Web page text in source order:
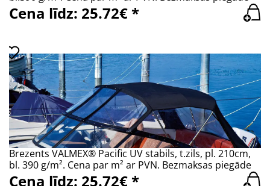
Cena līdz: 25.72€ *
Brezents VALMEX® Pacific UV stabils, t.zils, pl. 210cm,
bl. 390 g/m². Cena par m² ar PVN. Bezmaksas piegāde
Cena līdz: 25.72€ *